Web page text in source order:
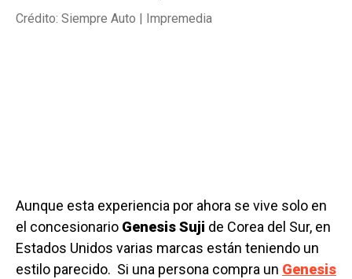
Crédito: Siempre Auto | Impremedia
Aunque esta experiencia por ahora se vive solo en
el concesionario Genesis Suji de Corea del Sur, en
Estados Unidos varias marcas están teniendo un
estilo parecido. Si una persona compra un Genesis